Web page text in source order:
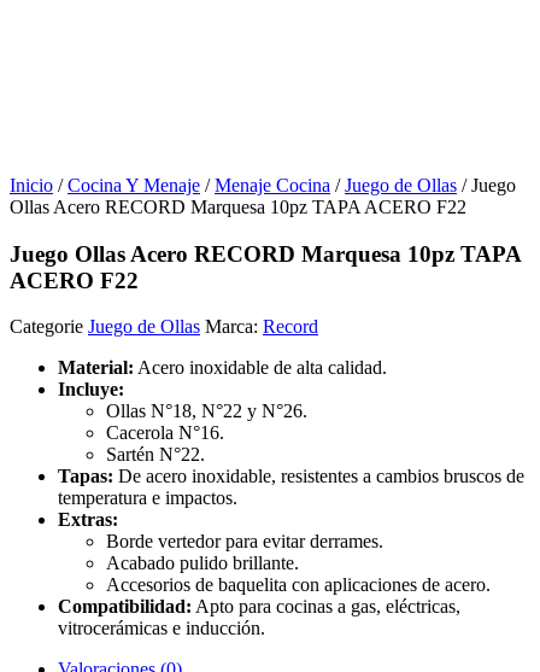
Inicio /Cocina Y Menaje /Menaje Cocina /Juego de Ollas / Juego
Ollas Acero RECORD Marquesa 10pz TAPA ACERO F22
Juego Ollas Acero RECORD Marquesa 10pz TAPA
ACERO F22
Categorie Juego de Ollas Marca: Record
Material: Acero inoxidable de alta calidad.
Incluye:
Ollas N°18, N°22 y N°26.
Cacerola N°16.
Sartén N°22.
Tapas: De acero inoxidable, resistentes a cambios bruscos de
temperatura e impactos.
Extras:
Borde vertedor para evitar derrames.
Acabado pulido brillante.
Accesorios de baquelita con aplicaciones de acero.
Compatibilidad: Apto para cocinas a gas, eléctricas,
vitrocerámicas e inducción.